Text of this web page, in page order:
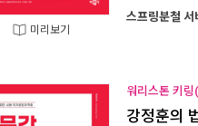
미리보기
스프링분철 서
워리스톤 키링
강정훈의